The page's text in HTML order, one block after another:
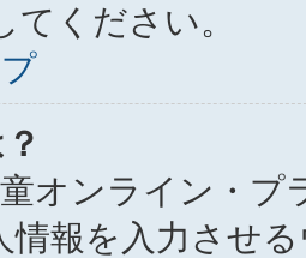
ください。
オンライン・
情報を入力させ